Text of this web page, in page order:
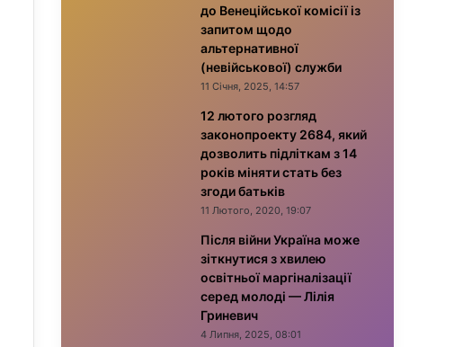
до Венеційської комісії із
запитом щодо
альтернативної
(невійськової) служби
11 Січня, 2025, 14:57
12 лютого розгляд
законопроекту 2684, який
дозволить підліткам з 14
років міняти стать без
згоди батьків
11 Лютого, 2020, 19:07
Після війни Україна може
зіткнутися з хвилею
освітньої маргіналізації
серед молоді — Лілія
Гриневич
4 Липня, 2025, 08:01